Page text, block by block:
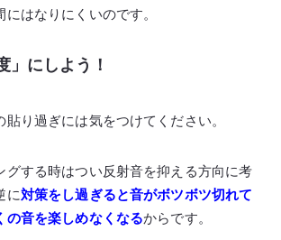
はなりにくいのです。
」にしよう！
り過ぎには気をつけてください。
グする時はつい反射音を抑える方向に考
に対策をし過ぎると音がボツボツ切れて
の音を楽しめなくなるからです。